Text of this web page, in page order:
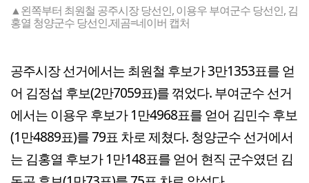
▲왼쪽부터 최원철 공주시장 당선인, 이용우 부여군수 당선인, 김
홍열 청양군수 당선인.제곰=네이버 캡처
공주시장 선거에서는 최원철 후보가 3만1353표를 얻
어 김정섭 후보(2만7059표)를 꺾었다. 부여군수 선거
에서는 이용우 후보가 1만4968표를 얻어 김민수 후보
(1만4889표)를 79표 차로 제쳤다. 청양군수 선거에서
는 김홍열 후보가 1만148표를 얻어 현직 군수였던 김